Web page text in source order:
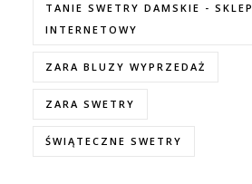
TANIE SWETRY DAMSKIE - SKLEP
INTERNETOWY
ZARA BLUZY WYPRZEDAŻ
ZARA SWETRY
ŚWIĄTECZNE SWETRY